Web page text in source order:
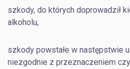
szkody, do których doprowadził
alkoholu,
szkody powstałe w następstwie
niezgodnie z przeznaczeniem